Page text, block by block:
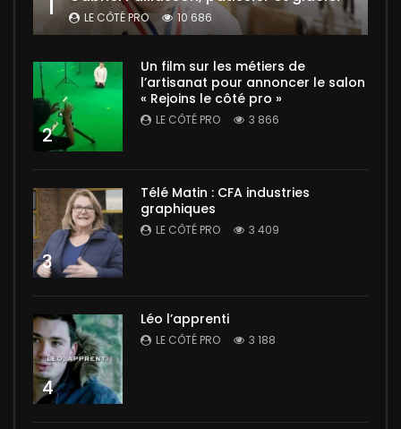
LE CÔTÉ PRO 10 686
2
Un film sur les métiers de
l’artisanat pour annoncer le salon
« Rejoins le côté pro »
LE CÔTÉ PRO 3 866
3
Télé Matin : CFA industries
graphiques
LE CÔTÉ PRO 3 409
4
Léo l’apprenti
LE CÔTÉ PRO 3 188